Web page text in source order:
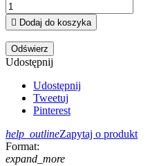
 Dodaj do koszyka
Udostępnij
Udostępnij
Tweetuj
Pinterest
help_outlineZapytaj o produkt
Format:
expand_more